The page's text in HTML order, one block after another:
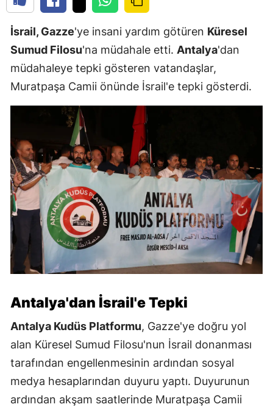
İsrail, Gazze'ye insani yardım götüren Küresel
Sumud Filosu'na müdahale etti. Antalya'dan
müdahaleye tepki gösteren vatandaşlar,
Muratpaşa Camii önünde İsrail'e tepki gösterdi.
Antalya'dan İsrail'e Tepki
Antalya Kudüs Platformu, Gazze'ye doğru yol
alan Küresel Sumud Filosu'nun İsrail donanması
tarafından engellenmesinin ardından sosyal
medya hesaplarından duyuru yaptı. Duyurunun
ardından akşam saatlerinde Muratpaşa Camii